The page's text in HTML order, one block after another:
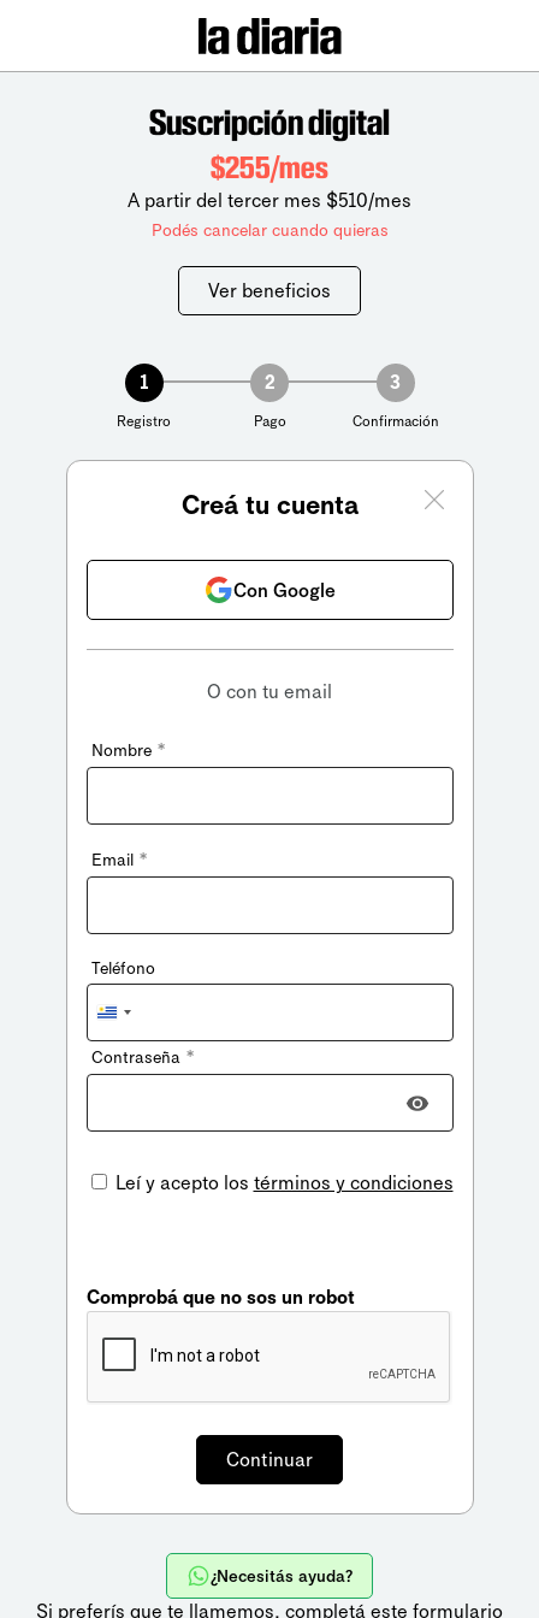
Suscripción digital
$255/mes
A partir del tercer mes $510/mes
Podés cancelar cuando quieras
Ver beneficios
1
Registro
2
Pago
3
Confirmación
Creá tu cuenta
Con Google
O con tu email
Nombre *
Email *
Teléfono
Uruguay
+598
Contraseña *
Leí y acepto los términos y condiciones
Comprobá que no sos un robot
¿Necesitás ayuda?
Si preferís que te llamemos, completá este formulario